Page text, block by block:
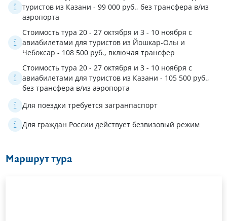
туристов из Казани - 99 000 руб., без трансфера в/из
аэропорта
Стоимость тура 20 - 27 октября и 3 - 10 ноября с
авиабилетами для туристов из Йошкар-Олы и
Чебоксар - 108 500 руб., включая трансфер
Стоимость тура 20 - 27 октября и 3 - 10 ноября с
авиабилетами для туристов из Казани - 105 500 руб.,
без трансфера в/из аэропорта
Для поездки требуется загранпаспорт
Для граждан России действует безвизовый режим
Маршрут тура